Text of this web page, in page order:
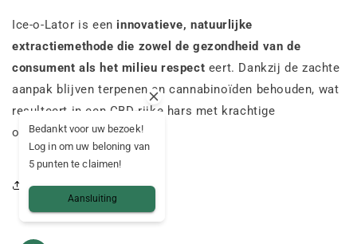
Ice-o-Lator is een innovatieve, natuurlijke
extractiemethode die zowel de gezondheid van de
consument als het milieu respect eert. Dankzij de zachte
aanpak blijven terpenen en cannabinoïden behouden, wat
resulteert in een CBD-rijke hars met krachtige
ontspannende effecten.
Deel dit artikel
Bedankt voor uw bezoek!
Log in om uw beloning van
5 punten te claimen!
Aansluiting